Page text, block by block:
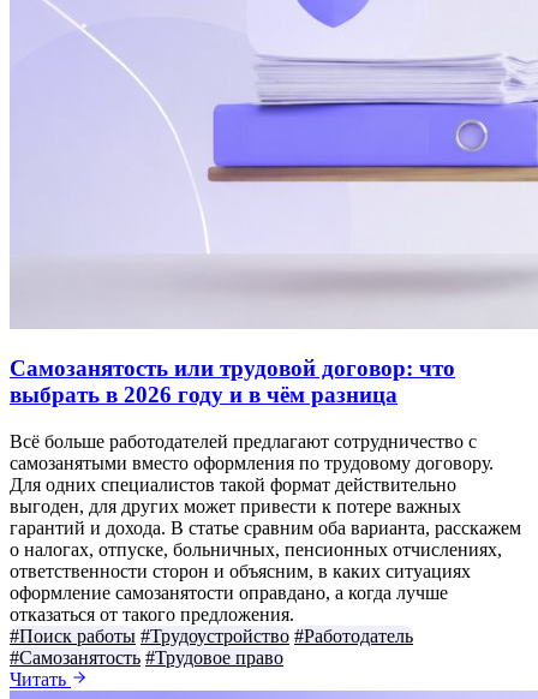
Самозанятость или трудовой договор: что
выбрать в 2026 году и в чём разница
Всё больше работодателей предлагают сотрудничество с
самозанятыми вместо оформления по трудовому договору.
Для одних специалистов такой формат действительно
выгоден, для других может привести к потере важных
гарантий и дохода. В статье сравним оба варианта, расскажем
о налогах, отпуске, больничных, пенсионных отчислениях,
ответственности сторон и объясним, в каких ситуациях
оформление самозанятости оправдано, а когда лучше
отказаться от такого предложения.
#Поиск работы #Трудоустройство #Работодатель
#Самозанятость #Трудовое право
Читать